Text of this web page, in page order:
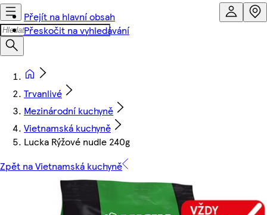
Přejít na hlavní obsah
Přeskočit na vyhledávání
Trvanlivé
Mezinárodní kuchyně
Vietnamská kuchyně
Lucka Rýžové nudle 240g
Zpět na Vietnamská kuchyně